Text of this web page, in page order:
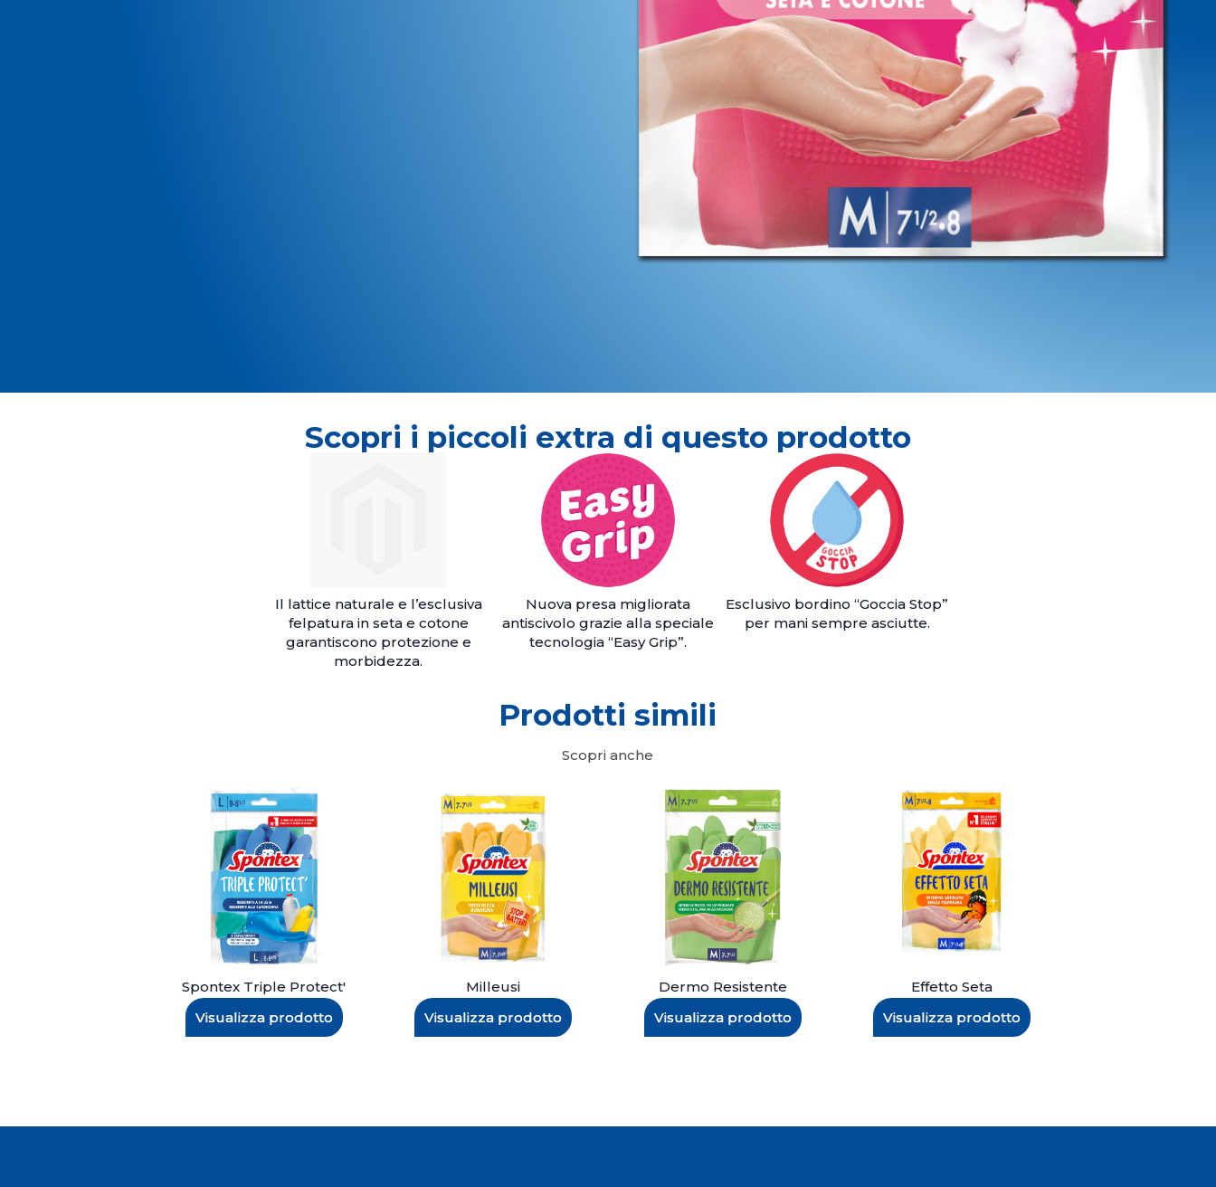
Scopri i piccoli extra di questo prodotto
Il lattice naturale e l’esclusiva
felpatura in seta e cotone
garantiscono protezione e
morbidezza.
Nuova presa migliorata
antiscivolo grazie alla speciale
tecnologia “Easy Grip”.
Esclusivo bordino “Goccia Stop”
per mani sempre asciutte.
Prodotti simili
Scopri anche
Spontex Triple Protect'
Visualizza prodotto
Milleusi
Visualizza prodotto
Dermo Resistente
Visualizza prodotto
Effetto Seta
Visualizza prodotto